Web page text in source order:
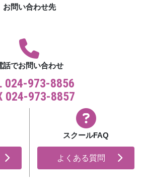
お問い合わせ先
話でお問い合わせ
024-973-8856
024-973-8857
スクールFAQ
よくある質問